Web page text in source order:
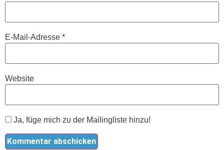
E-Mail-Adresse *
Website
Ja, füge mich zu der Mailingliste hinzu!